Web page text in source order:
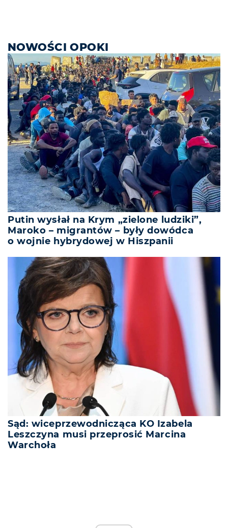
NOWOŚCI OPOKI
Putin wysłał na Krym „zielone ludziki”,
Maroko – migrantów – były dowódca
o wojnie hybrydowej w Hiszpanii
Sąd: wiceprzewodnicząca KO Izabela
Leszczyna musi przeprosić Marcina
Warchoła